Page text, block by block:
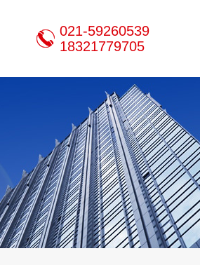
021-59260539
18321779705